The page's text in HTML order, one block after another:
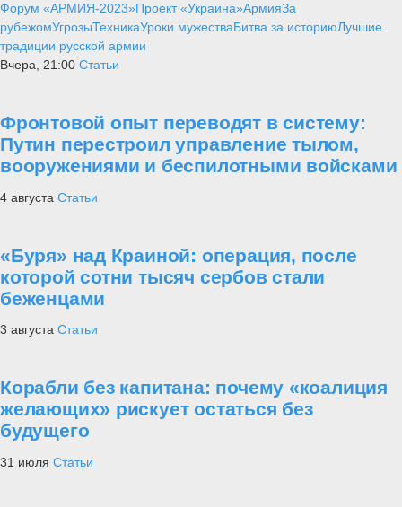
Форум «АРМИЯ-2023»Проект «Украина»АрмияЗа
рубежомУгрозыТехникаУроки мужестваБитва за историюЛучшие
традиции русской армии
Вчера, 21:00 Статьи
Фронтовой опыт переводят в систему:
Путин перестроил управление тылом,
вооружениями и беспилотными войсками
4 августа Статьи
«Буря» над Краиной: операция, после
которой сотни тысяч сербов стали
беженцами
3 августа Статьи
Корабли без капитана: почему «коалиция
желающих» рискует остаться без
будущего
31 июля Статьи